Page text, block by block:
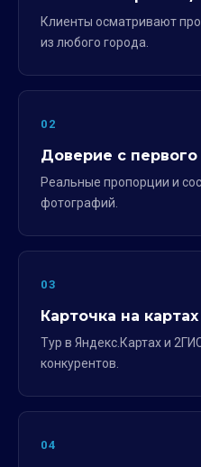
Клиенты осматривают
из любого города.
02
Доверие с первого
Реальные пропорции и
фотографий.
03
Карточка на картах
Тур в Яндекс.Картах и
конкурентов.
04